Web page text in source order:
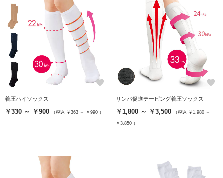
favorite
着圧ハイソックス
￥330 ～ ￥900 （税込 ￥363 ～ ￥990 ）
favorite
リンパ促進テーピング着圧ソックス
￥1,800 ～ ￥3,500 （税込 ￥1,980 ～
￥3,850 ）